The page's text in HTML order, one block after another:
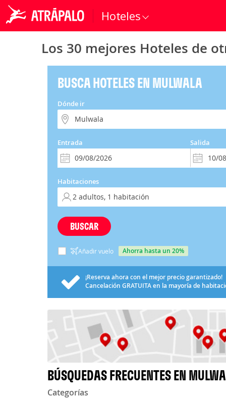
Hoteles
Los 30 mejores Hoteles de
BUSCA HOTELES EN MULWALA
Dónde ir
Entrada Salida
Habitaciones
BUSCAR
Añadir vuelo ahorra hasta un 20%
¡Reserva ahora con el mejor precio garantizado!
Cancelación GRATUITAen la mayoría de
BÚSQUEDAS FRECUENTES EN
Categorías